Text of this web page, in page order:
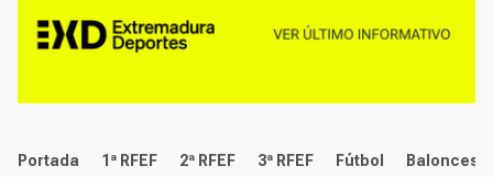
deportes
Portada 1ª RFEF 2ª RFEF 3ª RFEF Fútbol Baloncesto